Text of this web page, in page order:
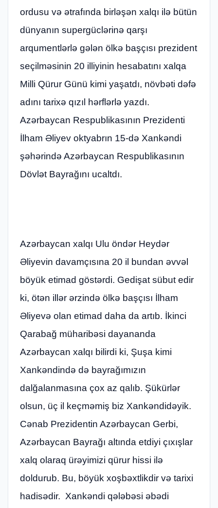
ordusu və ətrafında birləşən xalqı ilə bütün
dünyanın supergüclərinə qarşı
arqumentlərlə gələn ölkə başçısı prezident
seçilməsinin 20 illiyinin hesabatını xalqa
Milli Qürur Günü kimi yaşatdı, növbəti dəfə
adını tarixə qızıl hərflərlə yazdı.
Azərbaycan Respublikasının Prezidenti
İlham Əliyev oktyabrın 15-də Xankəndi
şəhərində Azərbaycan Respublikasının
Dövlət Bayrağını ucaltdı.
Azərbaycan xalqı Ulu öndər Heydər
Əliyevin davamçısına 20 il bundan əvvəl
böyük etimad göstərdi. Gedişat sübut edir
ki, ötən illər ərzində ölkə başçısı İlham
Əliyevə olan etimad daha da artıb. İkinci
Qarabağ müharibəsi dayananda
Azərbaycan xalqı bilirdi ki, Şuşa kimi
Xankəndində də bayrağımızın
dalğalanmasına çox az qalıb. Şükürlər
olsun, üç il keçməmiş biz Xankəndidəyik.
Cənab Prezidentin Azərbaycan Gerbi,
Azərbaycan Bayrağı altında etdiyi çıxışlar
xalq olaraq ürəyimizi qürur hissi ilə
doldurub. Bu, böyük xoşbəxtlikdir və tarixi
hadisədir. Xankəndi qələbəsi əbədi